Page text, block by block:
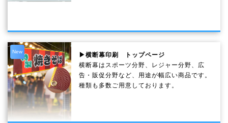
New
▶横断幕印刷 トップページ
横断幕はスポーツ分野、レジャー分野、広
告・販促分野など、用途が幅広い商品です。
種類も多数ご用意しております。